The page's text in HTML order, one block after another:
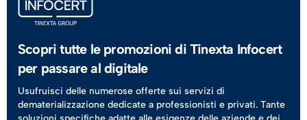
Scopri tutte le promozioni di Tinexta Infocert
per passare al digitale
Usufruisci delle numerose offerte sui servizi di
dematerializzazione dedicate a professionisti e privati. Tante